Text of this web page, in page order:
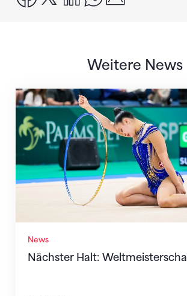
Weitere News
News
Nächster Halt:
Nächster Halt: Weltmeisterschaft